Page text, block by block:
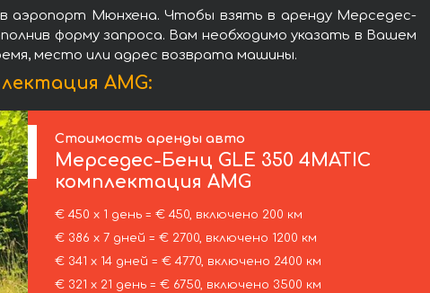
аэропорт Мюнхена. Чтобы взять в аренду Мерседес-
форму запроса. Вам необходимо указать в Вашем
место или адрес возврата машины.
AMG:
Стоимость аренды авто
Мерседес-Бенц GLE 350 4MATIC
комплектация AMG
€ 450 х 1 день = € 450, включено 200 км
€ 386 х 7 дней = € 2700, включено 1200 км
€ 341 х 14 дней = € 4770, включено 2400 км
€ 321 х 21 день = € 6750, включено 3500 км